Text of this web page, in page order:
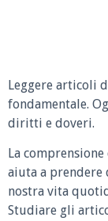
Leggere articoli
fondamentale.
diritti e doveri.
La
aiuta a prendere
nostra vita
Studiare gli